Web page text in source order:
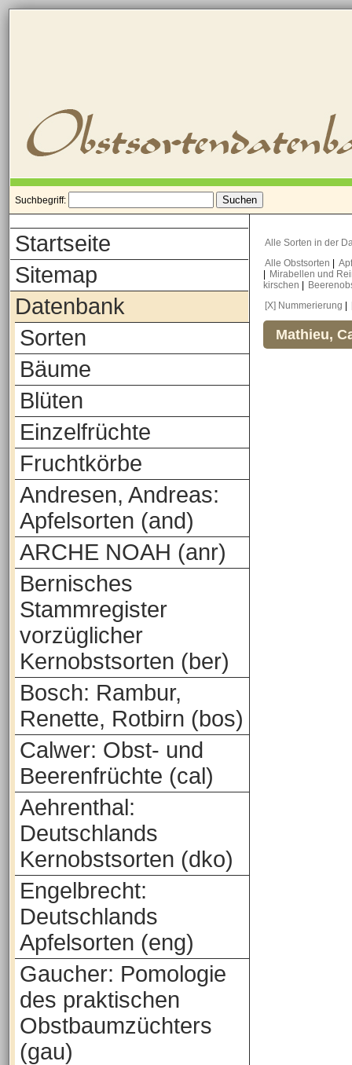
Suchbegriff:
Startseite
Sitemap
Datenbank
Sorten
Bäume
Blüten
Einzelfrüchte
Fruchtkörbe
Andresen, Andreas:
Apfelsorten (and)
ARCHE NOAH (anr)
Bernisches
Stammregister
vorzüglicher
Kernobstsorten (ber)
Bosch: Rambur,
Renette, Rotbirn (bos)
Calwer: Obst- und
Beerenfrüchte (cal)
Aehrenthal:
Deutschlands
Kernobstsorten (dko)
Engelbrecht:
Deutschlands
Apfelsorten (eng)
Gaucher: Pomologie
des praktischen
Obstbaumzüchters
(gau)
Alle Sorten in der
Alle Obstsorten
Mirabellen und
kirschen
[X] Nummerierung
Mathieu,